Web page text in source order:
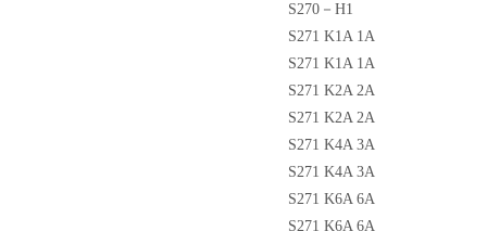
S270－H1
S271 K1A 1A
S271 K1A 1A
S271 K2A 2A
S271 K2A 2A
S271 K4A 3A
S271 K4A 3A
S271 K6A 6A
S271 K6A 6A